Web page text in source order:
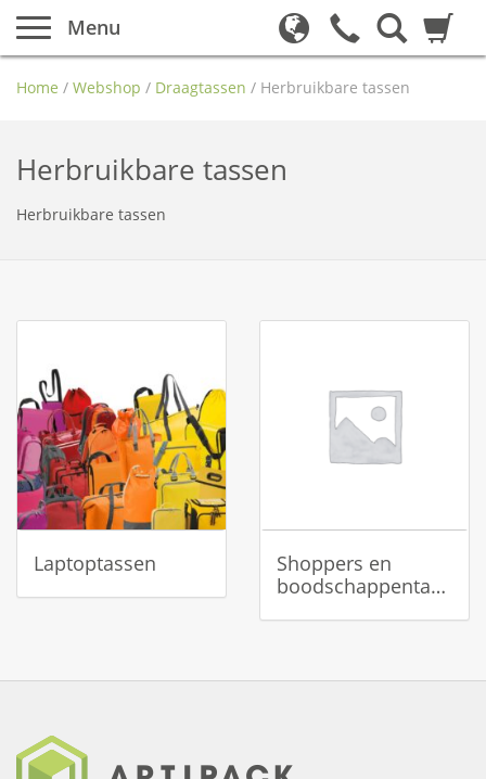
Menu
Home / Webshop / Draagtassen / Herbruikbare tassen
Herbruikbare tassen
Herbruikbare tassen
Laptoptassen
Shoppers en
boodschappentassen